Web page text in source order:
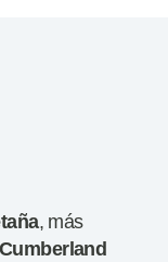
, más